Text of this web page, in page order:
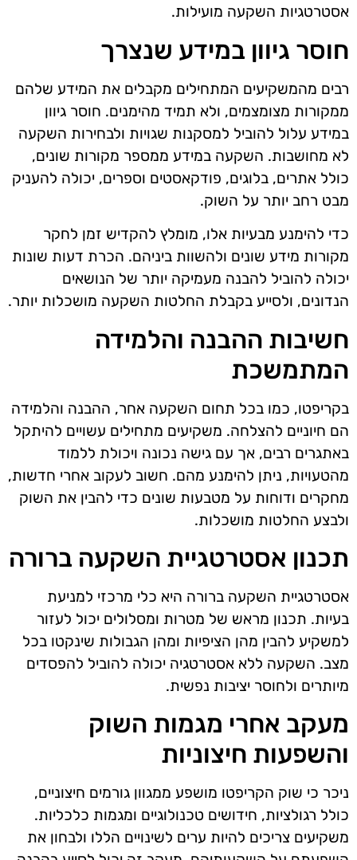
אסטרטגיות השקעה מועילות.
חוסר גיוון במידע שנצרך
רבים מהמשקיעים המתחילים מקבלים את המידע שלהם
ממקורות מצומצמים, ולא תמיד מהימנים. חוסר גיוון
במידע עלול להוביל למסקנות שגויות ולבחירות השקעה
לא מחושבות. השקעה במידע ממספר מקורות שונים,
כולל אתרים, בלוגים, פודקאסטים וספרים, יכולה להעניק
מבט רחב יותר על השוק.
כדי להימנע מבעיות אלו, מומלץ להקדיש זמן לחקר
מקורות מידע שונים ולהשוות ביניהם. הכרת דעות שונות
יכולה להוביל להבנה מעמיקה יותר של הנושאים
הנדונים, ולסייע בקבלת החלטות השקעה מושכלות יותר.
חשיבות ההבנה והלמידה
המתמשכת
בקריפטו, כמו בכל תחום השקעה אחר, ההבנה והלמידה
הם חיוניים להצלחה. משקיעים מתחילים עשויים להיתקל
באתגרים רבים, אך עם גישה נכונה ויכולת ללמוד
מהטעויות, ניתן להימנע מהם. חשוב לעקוב אחרי חדשות,
מחקרים ודוחות על מטבעות שונים כדי להבין את השוק
ולבצע החלטות מושכלות.
תכנון אסטרטגיית השקעה ברורה
אסטרטגיית השקעה ברורה היא כלי מרכזי למניעת
בעיות. תכנון מראש של מטרות ומסלולים יכול לעזור
למשקיע להבין מהן הציפיות ומהן הגבולות שינקטו בכל
מצב. השקעה ללא אסטרטגיה יכולה להוביל להפסדים
מיותרים ולחוסר יציבות נפשית.
מעקב אחרי מגמות השוק
והשפעות חיצוניות
ניכר כי שוק הקריפטו מושפע ממגוון גורמים חיצוניים,
כולל רגולציות, חידושים טכנולוגיים ומגמות כלכליות.
משקיעים צריכים להיות ערים לשינויים הללו ולבחון את